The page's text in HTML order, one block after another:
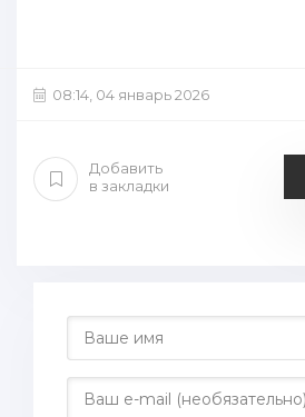
08:14, 04 январь 2026
Добавить
в закладки